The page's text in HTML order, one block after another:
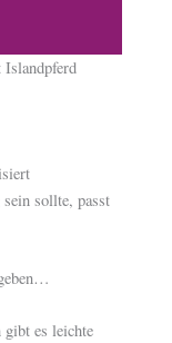
Islandpferd
sollte, passt
es leichte